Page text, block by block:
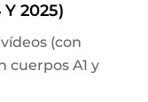
Y 2025)
(con
cuerpos A1 y